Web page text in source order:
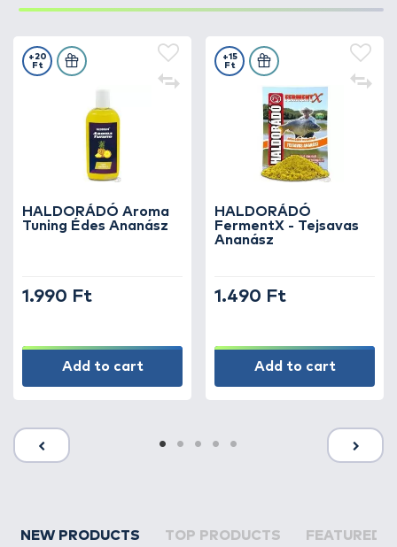
HALDORÁDÓ Aroma
Tuning Édes Ananász
+20
Ft
1.990 Ft
Add to cart
HALDORÁDÓ
FermentX - Tejsavas
Ananász
+15
Ft
1.490 Ft
Add to cart
NEW PRODUCTS TOP PRODUCTS FEATURED